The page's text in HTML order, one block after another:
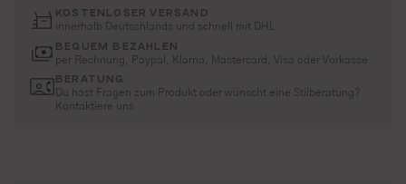
KOSTENLOSER VERSAND
innerhalb Deutschlands und schnell mit DHL
BEQUEM BEZAHLEN
per Rechnung, Paypal, Klarna, Mastercard, Visa oder Vorkasse
BERATUNG
Du hast Fragen zum Produkt oder wünscht eine Stilberatung?
Kontaktiere uns